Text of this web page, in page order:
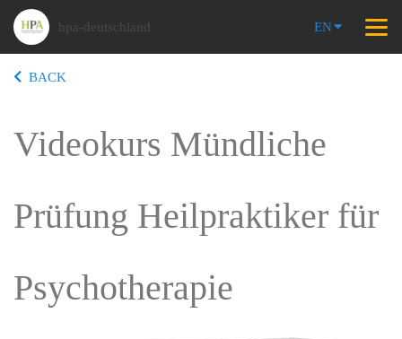
hpa-deutschland EN
BACK
Videokurs Mündliche
Prüfung Heilpraktiker für
Psychotherapie